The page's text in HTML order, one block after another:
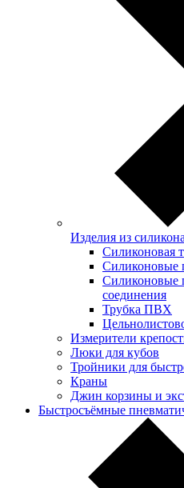
Изделия из
Силиконовая
Силиконовые
Силиконовые
соединения
Трубка ПВХ
Измерители
Люки для кубов
Тройники для
Краны
Джин корзины и
Быстросъёмные